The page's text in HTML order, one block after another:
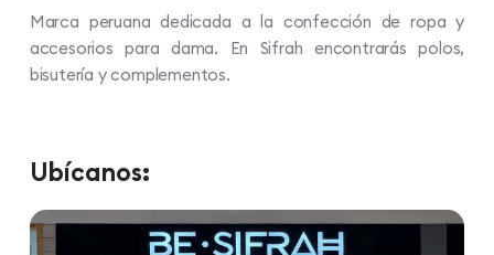
Marca peruana dedicada a la confección de ropa y
accesorios para dama. En Sifrah encontrarás polos,
bisutería y complementos.
Ubícanos: